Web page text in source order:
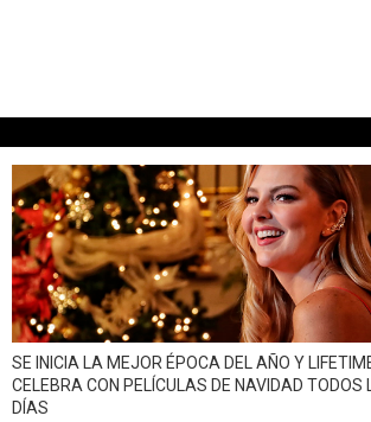
SE INICIA LA MEJOR ÉPOCA DEL AÑO Y
CELEBRA CON PELÍCULAS DE NAVIDAD TODOS
DÍAS